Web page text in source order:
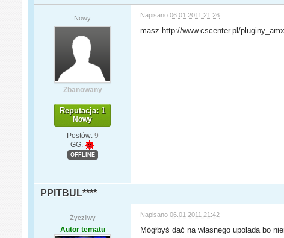
Nowy
Zbanowany
Reputacja: 1
Nowy
Postów: 9
GG:
OFFLINE
Napisano06.01.2011 21:26
masz http://www.cscenter.pl/
PPITBUL****
Życzliwy
Autor tematu
Napisano06.01.2011 21:42
Mógłbyś dać na własnego upolada bo